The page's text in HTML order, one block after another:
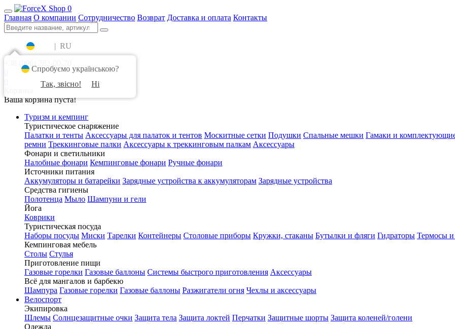
0
Главная О компании Сотрудничество Возврат Доставка и оплата Контакты
| RU
+38 (096) 282-00-70
Ваша корзина пуста!
Туризм и кемпинг
Туристическое снаряжение
Палатки и тенты Аксессуары для палаток и тентов Москитные сетки Подушки Спальные мешки Гамаки и
ремни Треккинговые палки Аксессуары к треккинговым палкам Аксессуары
Фонари и светильники
Налобные фонари Кемпинговые фонари Ручные фонари
Источники питания
Аккумуляторы и батарейки Зарядные устройства к аккумуляторам Зарядные устройства
Средства гигиены
Полотенца Мыло Шампуни и гели
Йога
Коврики
Туристическая посуда
Наборы посуды Миски Тарелки Контейнеры Столовые приборы Кружки, стаканы Бутылки и фляги Гидраторы Термосы
Кемпинговая мебель
Столы Стулья
Приготовление пищи
Газовые горелки Газовые баллоны Системы быстрого приготовления Аксессуары
Всё для мангалов и барбекю
Шампура Газовые горелки Газовые баллоны Разжигатели огня Чехлы и аксессуары
Велоспорт
Экипировка
Шлемы Солнцезащитные очки Защита тела Защита локтей Перчатки Защитные шорты Защита коленей/голени
Одежда
Спробуємо українською?
Так, звісно!
Ні